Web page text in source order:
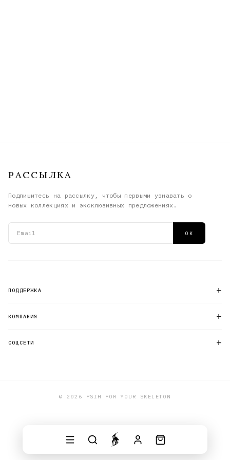
РАССЫЛКА
Подпишитесь на рассылку, чтобы первыми узнавать о
новых коллекциях и эксклюзивных предложениях.
Email адрес
ОК
ПОДДЕРЖКА +
КОМПАНИЯ +
СОЦСЕТИ +
© 2026 PSIH FOR YOUR SKELETON